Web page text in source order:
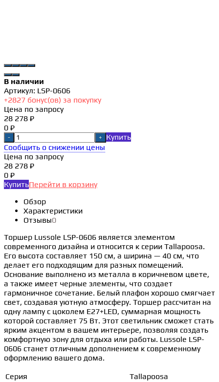
В наличии
Артикул: LSP-0606
+2827 бонус(ов) за покупку
Цена по запросу
28 278 ₽
0 ₽
- +
Купить
Сообщить о снижении цены
Цена по запросу
28 278 ₽
0 ₽
КупитьПерейти в корзину
Обзор
Характеристики
Отзывы0
Торшер Lussole LSP-0606 является элементом
современного дизайна и относится к серии Tallapoosa.
Его высота составляет 150 см, а ширина — 40 см, что
делает его подходящим для разных помещений.
Основание выполнено из металла в коричневом цвете,
а также имеет черные элементы, что создает
гармоничное сочетание. Белый плафон хорошо смягчает
свет, создавая уютную атмосферу. Торшер рассчитан на
одну лампу с цоколем E27+LED, суммарная мощность
которой составляет 75 Вт. Этот светильник сможет стать
ярким акцентом в вашем интерьере, позволяя создать
комфортную зону для отдыха или работы. Lussole LSP-
0606 станет отличным дополнением к современному
оформлению вашего дома.
Серия
Tallapoosa